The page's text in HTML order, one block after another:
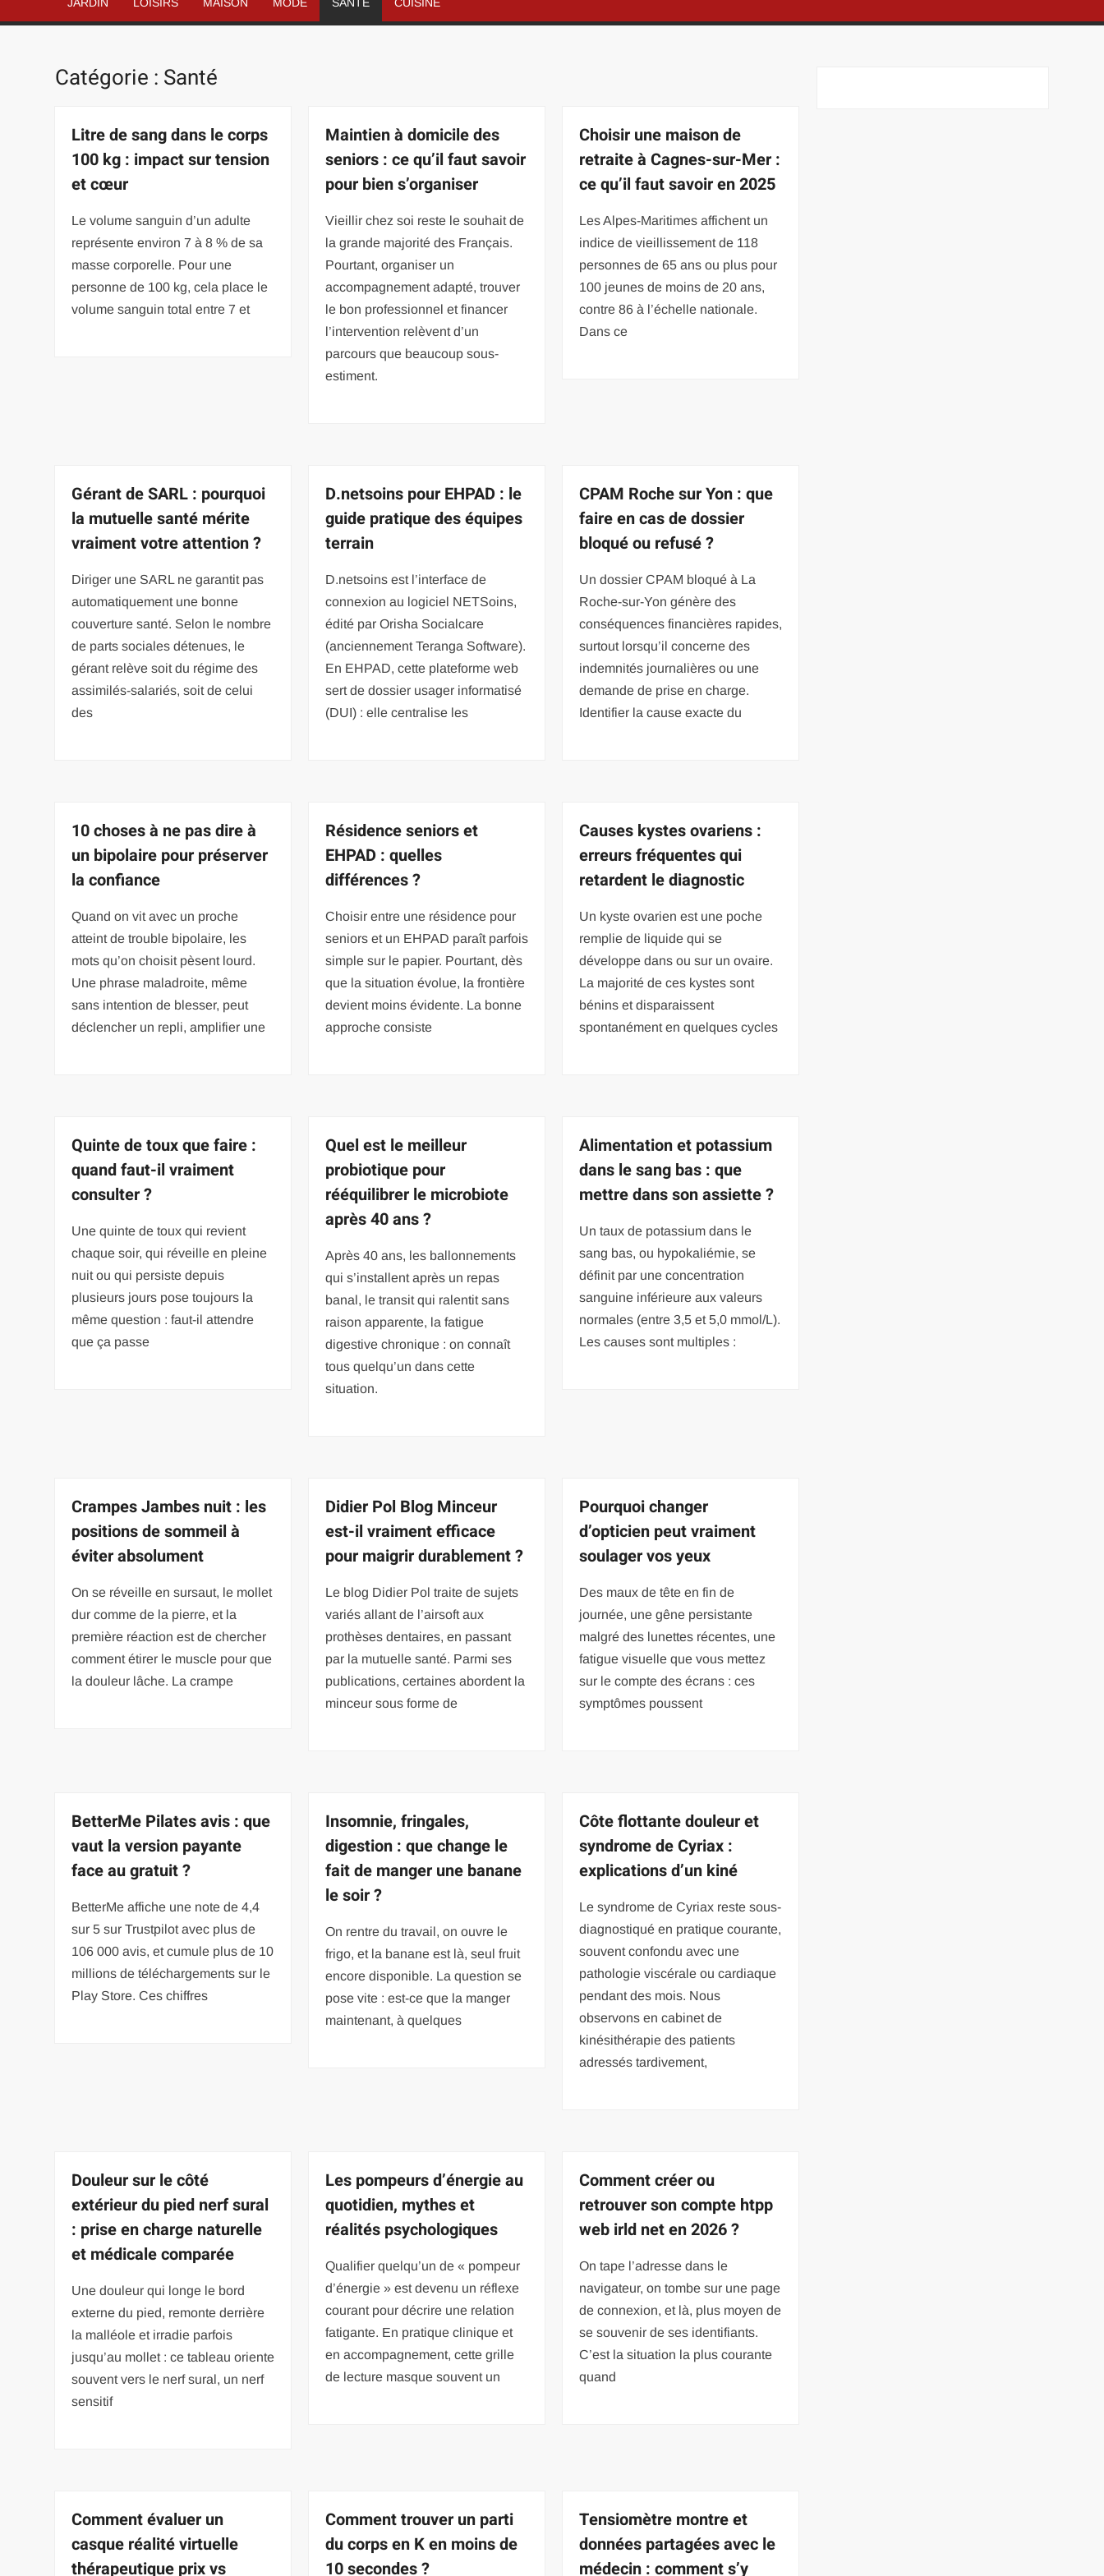
Catégorie : Santé
Litre de sang dans le corps
100 kg : impact sur tension
et cœur
Le volume sanguin d’un adulte
représente environ 7 à 8 % de sa
masse corporelle. Pour une
personne de 100 kg, cela place le
volume sanguin total entre 7 et
Maintien à domicile des
seniors : ce qu’il faut savoir
pour bien s’organiser
Vieillir chez soi reste le souhait de
la grande majorité des Français.
Pourtant, organiser un
accompagnement adapté, trouver
le bon professionnel et financer
l’intervention relèvent d’un
parcours que beaucoup sous-
estiment.
Choisir une maison de
retraite à Cagnes-sur-Mer :
ce qu’il faut savoir en 2025
Les Alpes-Maritimes affichent un
indice de vieillissement de 118
personnes de 65 ans ou plus pour
100 jeunes de moins de 20 ans,
contre 86 à l’échelle nationale.
Dans ce
Gérant de SARL : pourquoi
la mutuelle santé mérite
vraiment votre attention ?
Diriger une SARL ne garantit pas
automatiquement une bonne
couverture santé. Selon le nombre
de parts sociales détenues, le
gérant relève soit du régime des
assimilés-salariés, soit de celui
des
D.netsoins pour EHPAD : le
guide pratique des équipes
terrain
D.netsoins est l’interface de
connexion au logiciel NETSoins,
édité par Orisha Socialcare
(anciennement Teranga Software).
En EHPAD, cette plateforme web
sert de dossier usager informatisé
(DUI) : elle centralise les
CPAM Roche sur Yon : que
faire en cas de dossier
bloqué ou refusé ?
Un dossier CPAM bloqué à La
Roche-sur-Yon génère des
conséquences financières rapides,
surtout lorsqu’il concerne des
indemnités journalières ou une
demande de prise en charge.
Identifier la cause exacte du
10 choses à ne pas dire à
un bipolaire pour préserver
la confiance
Quand on vit avec un proche
atteint de trouble bipolaire, les
mots qu’on choisit pèsent lourd.
Une phrase maladroite, même
sans intention de blesser, peut
déclencher un repli, amplifier une
Résidence seniors et
EHPAD : quelles
différences ?
Choisir entre une résidence pour
seniors et un EHPAD paraît parfois
simple sur le papier. Pourtant, dès
que la situation évolue, la frontière
devient moins évidente. La bonne
approche consiste
Causes kystes ovariens :
erreurs fréquentes qui
retardent le diagnostic
Un kyste ovarien est une poche
remplie de liquide qui se
développe dans ou sur un ovaire.
La majorité de ces kystes sont
bénins et disparaissent
spontanément en quelques cycles
Quinte de toux que faire :
quand faut-il vraiment
consulter ?
Une quinte de toux qui revient
chaque soir, qui réveille en pleine
nuit ou qui persiste depuis
plusieurs jours pose toujours la
même question : faut-il attendre
que ça passe
Quel est le meilleur
probiotique pour
rééquilibrer le microbiote
après 40 ans ?
Après 40 ans, les ballonnements
qui s’installent après un repas
banal, le transit qui ralentit sans
raison apparente, la fatigue
digestive chronique : on connaît
tous quelqu’un dans cette
situation.
Alimentation et potassium
dans le sang bas : que
mettre dans son assiette ?
Un taux de potassium dans le
sang bas, ou hypokaliémie, se
définit par une concentration
sanguine inférieure aux valeurs
normales (entre 3,5 et 5,0 mmol/L).
Les causes sont multiples :
Crampes Jambes nuit : les
positions de sommeil à
éviter absolument
On se réveille en sursaut, le mollet
dur comme de la pierre, et la
première réaction est de chercher
comment étirer le muscle pour que
la douleur lâche. La crampe
Didier Pol Blog Minceur
est-il vraiment efficace
pour maigrir durablement ?
Le blog Didier Pol traite de sujets
variés allant de l’airsoft aux
prothèses dentaires, en passant
par la mutuelle santé. Parmi ses
publications, certaines abordent la
minceur sous forme de
Pourquoi changer
d’opticien peut vraiment
soulager vos yeux
Des maux de tête en fin de
journée, une gêne persistante
malgré des lunettes récentes, une
fatigue visuelle que vous mettez
sur le compte des écrans : ces
symptômes poussent
BetterMe Pilates avis : que
vaut la version payante
face au gratuit ?
BetterMe affiche une note de 4,4
sur 5 sur Trustpilot avec plus de
106 000 avis, et cumule plus de 10
millions de téléchargements sur le
Play Store. Ces chiffres
Insomnie, fringales,
digestion : que change le
fait de manger une banane
le soir ?
On rentre du travail, on ouvre le
frigo, et la banane est là, seul fruit
encore disponible. La question se
pose vite : est-ce que la manger
maintenant, à quelques
Côte flottante douleur et
syndrome de Cyriax :
explications d’un kiné
Le syndrome de Cyriax reste sous-
diagnostiqué en pratique courante,
souvent confondu avec une
pathologie viscérale ou cardiaque
pendant des mois. Nous
observons en cabinet de
kinésithérapie des patients
adressés tardivement,
Douleur sur le côté
extérieur du pied nerf sural
: prise en charge naturelle
et médicale comparée
Une douleur qui longe le bord
externe du pied, remonte derrière
la malléole et irradie parfois
jusqu’au mollet : ce tableau oriente
souvent vers le nerf sural, un nerf
sensitif
Les pompeurs d’énergie au
quotidien, mythes et
réalités psychologiques
Qualifier quelqu’un de « pompeur
d’énergie » est devenu un réflexe
courant pour décrire une relation
fatigante. En pratique clinique et
en accompagnement, cette grille
de lecture masque souvent un
Comment créer ou
retrouver son compte htpp
web irld net en 2026 ?
On tape l’adresse dans le
navigateur, on tombe sur une page
de connexion, et là, plus moyen de
se souvenir de ses identifiants.
C’est la situation la plus courante
quand
Comment évaluer un
casque réalité virtuelle
thérapeutique prix vs
Comment trouver un parti
du corps en K en moins de
10 secondes ?
Tensiomètre montre et
données partagées avec le
médecin : comment s’y